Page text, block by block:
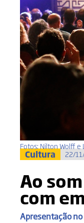
Fotos: Nilton Wolff e
Cultura 22/
Ao
com
Apresentação